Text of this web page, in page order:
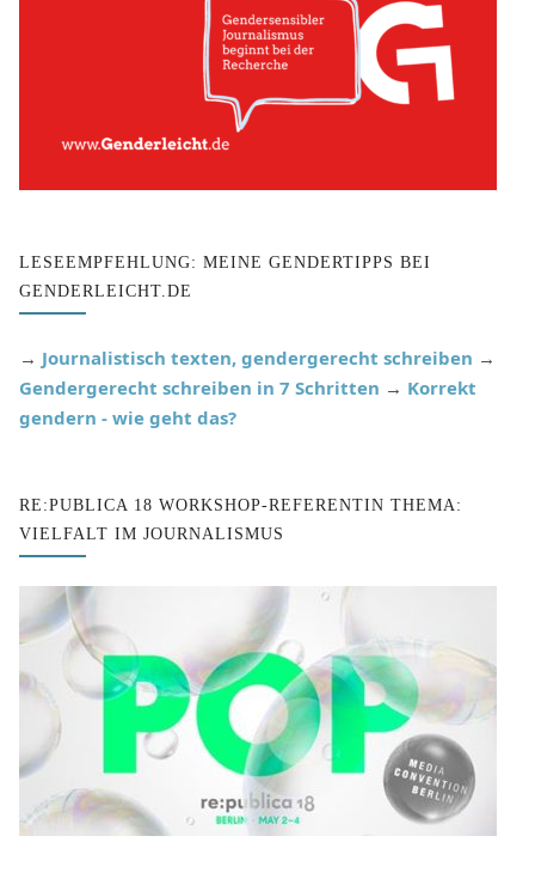
LESEEMPFEHLUNG: MEINE GENDERTIPPS BEI
GENDERLEICHT.DE
→ Journalistisch texten, gendergerecht schreiben →
Gendergerecht schreiben in 7 Schritten → Korrekt
gendern - wie geht das?
RE:PUBLICA 18 WORKSHOP-REFERENTIN THEMA:
VIELFALT IM JOURNALISMUS